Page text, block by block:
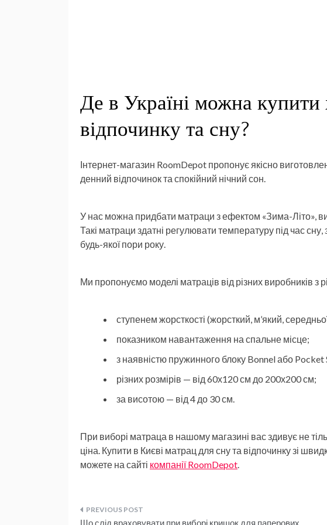
Де в Україні можна
відпочинку та сну?
Інтернет-магазин RoomDepot пропонує якісно
денний відпочинок та спокійний нічний сон.
У нас можна придбати матраци з ефектом «Зима-Літо»,
Такі матраци здатні регулювати температуру під час
будь-якої пори року.
Ми пропонуємо моделі матраців від різних виробників з
ступенем жорсткості (жорсткий, м’який,
показником навантаження на спальне місце;
з наявністю пружинного блоку Bonnel або
різних розмірів — від 60х120 см до 200х200 см;
за висотою — від 4 до 30 см.
При виборі матраца в нашому магазині вас здивує не
ціна. Купити в Києві матрац для сну та відпочинку зі
можете на сайті компанії RoomDepot.
Навигация
Що слід враховувати при виборі кришок для паперових